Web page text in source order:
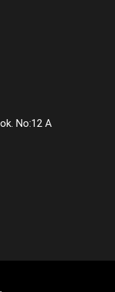
No:12 A